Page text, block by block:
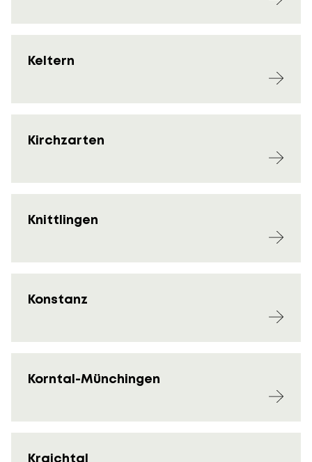
Keltern
Kirchzarten
Knittlingen
Konstanz
Korntal-Münchingen
Kraichtal